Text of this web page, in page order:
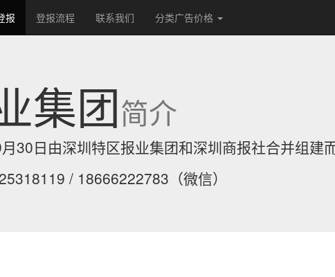
报 (current)登报流程 联系我们 分类广告价格
集团简介
30日由深圳特区报业集团和深圳商报社合并组建
/ 18666222783（微信）